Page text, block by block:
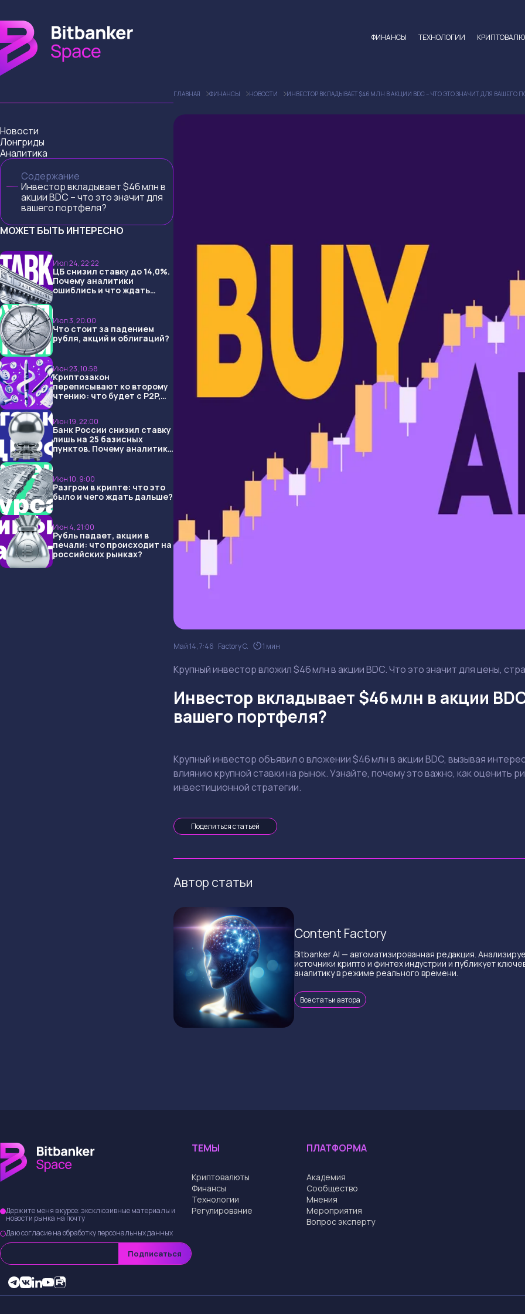
ФИНАНСЫ ТЕХНОЛОГИИ
Новости
Лонгриды
Аналитика
Содержание
Инвестор вкладывает $46 млн в
акции BDC – что это значит для
вашего портфеля?
МОЖЕТ БЫТЬ ИНТЕРЕСНО
Июл 24, 22:22
ЦБ снизил ставку до 14,0%.
Почему аналитики
ошиблись и что ждать
Июл 3, 20:00
Что стоит за падением
рубля, акций и облигаций?
Июн 23, 10:58
Криптозакон
переписывают ко второму
чтению: что будет с P2P,
Июн 19, 22:00
Банк России снизил ставку
лишь на 25 базисных
пунктов. Почему аналитики
Июн 10, 9:00
Разгром в крипте: что это
было и чего ждать дальше?
Июн 4, 21:00
Рубль падает, акции в
печали: что происходит на
российских рынках?
ГЛАВНАЯ ФИНАНСЫ НОВОСТИ ИНВЕСТОР ВКЛАДЫВАЕТ $46 МЛН В АКЦИИ BDC – ЧТО ЭТО ЗНАЧИТ ДЛЯ ВАШЕГО
Май 14, 7:46 Factory C. 1 мин
Крупный инвестор вложил $46 млн в акции BDC. Что это значит для цены,
Инвестор вкладывает $46 млн в акции
вашего портфеля?
Крупный инвестор объявил о вложении $46 млн в акции BDC, вызывая
влиянию крупной ставки на рынок. Узнайте, почему это важно, как оценить
инвестиционной стратегии.
Поделиться статьей
Автор статьи
Content Factory
Bitbanker AI — автоматизированная редакция.
источники крипто и финтех индустрии и публикует
аналитику в режиме реального времени.
Все статьи автора
Держите меня в курсе: эксклюзивные материалы и
новости рынка на почту
Даю согласие на обработку персональных данных
Подписаться
ТЕМЫ
Криптовалюты
Финансы
Технологии
Регулирование
ПЛАТФОРМА
Академия
Cообщество
Мнения
Мероприятия
Вопрос эксперту
Ваш e-mail не будет опубликован
Отправить вопрос